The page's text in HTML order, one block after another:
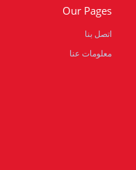
Our Pages
اتصل بنا
معلومات عنا